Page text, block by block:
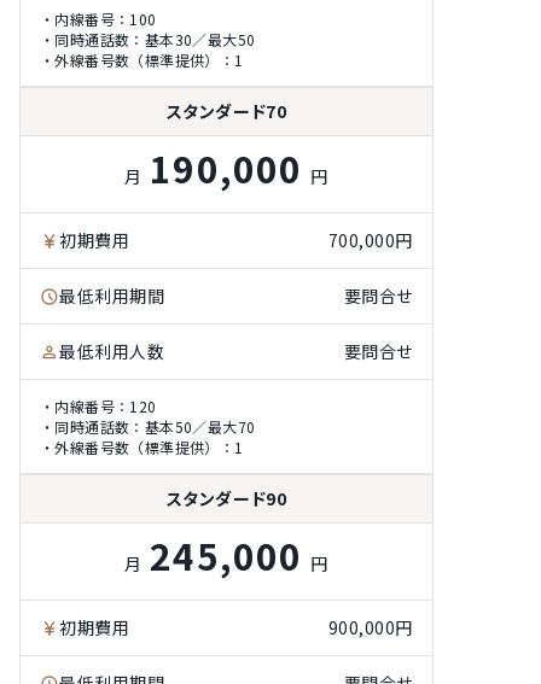
・内線番号：100
・同時通話数：基本30／最大50
・外線番号数（標準提供）：1
スタンダード70
月 190,000 円
初期費用 700,000円
最低利用期間 要問合せ
最低利用人数 要問合せ
・内線番号：120
・同時通話数：基本50／最大70
・外線番号数（標準提供）：1
スタンダード90
月 245,000 円
初期費用 900,000円